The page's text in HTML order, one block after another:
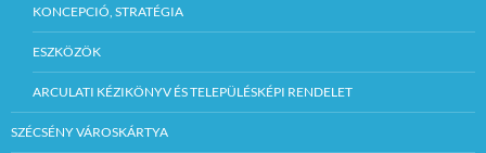
KONCEPCIÓ, STRATÉGIA
ESZKÖZÖK
ARCULATI KÉZIKÖNYV ÉS TELEPÜLÉSKÉPI RENDELET
SZÉCSÉNY VÁROSKÁRTYA